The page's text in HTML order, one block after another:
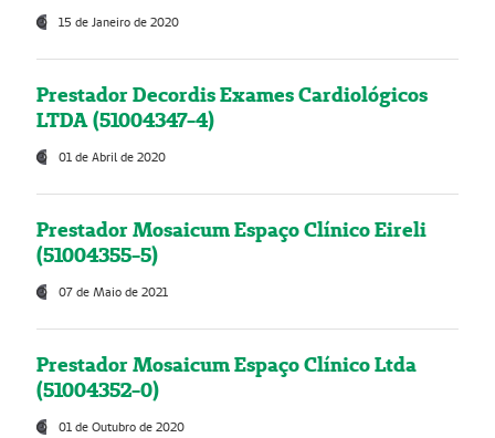
15 de Janeiro de 2020
Prestador Decordis Exames Cardiológicos
LTDA (51004347-4)
01 de Abril de 2020
Prestador Mosaicum Espaço Clínico Eireli
(51004355-5)
07 de Maio de 2021
Prestador Mosaicum Espaço Clínico Ltda
(51004352-0)
01 de Outubro de 2020